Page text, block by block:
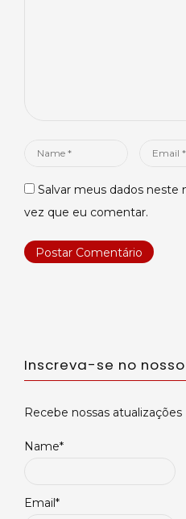
Name
Email
Salvar meus dados neste
vez que eu comentar.
Inscreva-se no
Recebe nossas atualizações
Name*
Email*